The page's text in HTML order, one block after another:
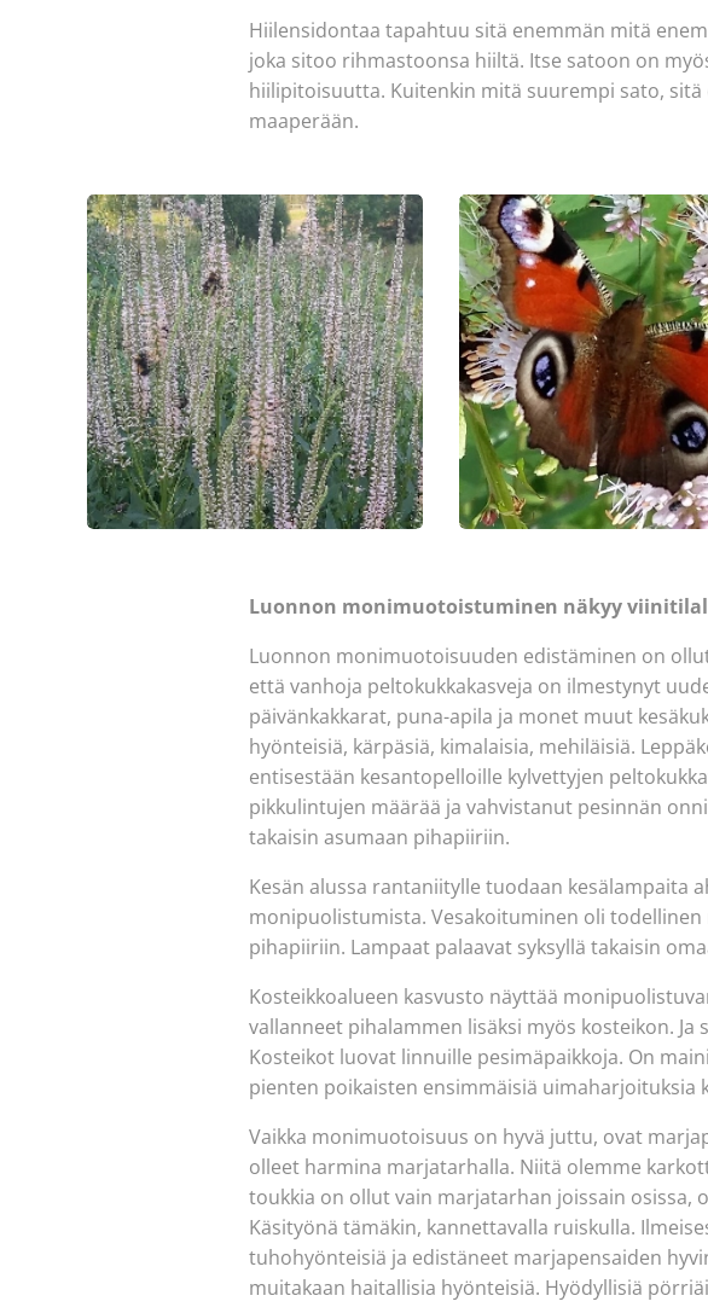
Hiilensidontaa tapahtuu sitä enemmän mitä
joka sitoo rihmastoonsa hiiltä. Itse satoon on
hiilipitoisuutta. Kuitenkin mitä suurempi sato,
maaperään.
Luonnon monimuotoistuminen näkyy
Luonnon monimuotoisuuden edistäminen on
että vanhoja peltokukkakasveja on ilmestynyt
päivänkakkarat, puna-apila ja monet muut
hyönteisiä, kärpäsiä, kimalaisia, mehiläisiä.
entisestään kesantopelloille kylvettyjen
pikkulintujen määrää ja vahvistanut pesinnän
takaisin asumaan pihapiiriin.
Kesän alussa rantaniitylle tuodaan kesälampaita
monipuolistumista. Vesakoituminen oli
pihapiiriin. Lampaat palaavat syksyllä takaisin
Kosteikkoalueen kasvusto näyttää
vallanneet pihalammen lisäksi myös kosteikon.
Kosteikot luovat linnuille pesimäpaikkoja. On
pienten poikaisten ensimmäisiä uimaharjoituksia
Vaikka monimuotoisuus on hyvä juttu, ovat
olleet harmina marjatarhalla. Niitä olemme
toukkia on ollut vain marjatarhan joissain osissa,
Käsityönä tämäkin, kannettavalla ruiskulla.
tuhohyönteisiä ja edistäneet marjapensaiden
muitakaan haitallisia hyönteisiä. Hyödyllisiä